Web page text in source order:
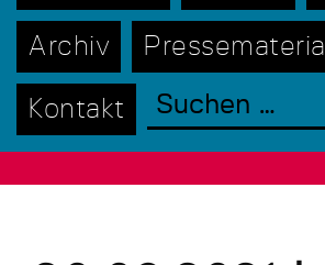
Archiv Pressematerial
Kontakt